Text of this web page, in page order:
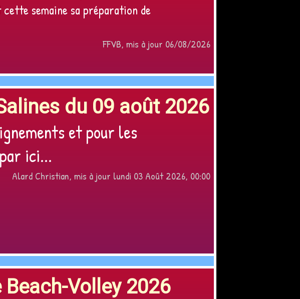
semaine sa préparation de
FFVB, mis à jour 06/08/2026
du 09 août 2026
et pour les
ici...
Alard Christian, mis à jour lundi 03 Août 2026, 00:00
Beach-Volley 2026